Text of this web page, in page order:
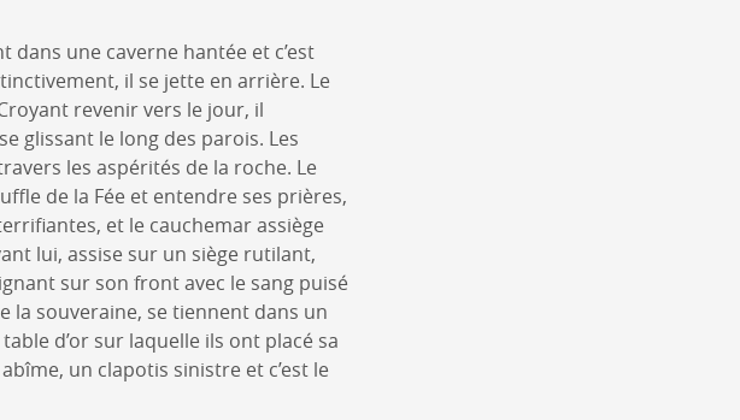
dans une caverne hantée et c’est
il se jette en arrière. Le
revenir vers le jour, il
glissant le long des parois. Les
les aspérités de la roche. Le
de la Fée et entendre ses prières,
et le cauchemar assiège
lui, assise sur un siège rutilant,
sur son front avec le sang puisé
la souveraine, se tiennent dans un
d’or sur laquelle ils ont placé sa
un clapotis sinistre et c’est le